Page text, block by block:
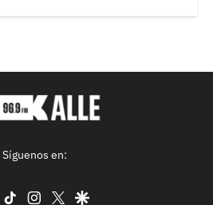
Síguenos en:
facebook
tiktok instagram
twittergoogle